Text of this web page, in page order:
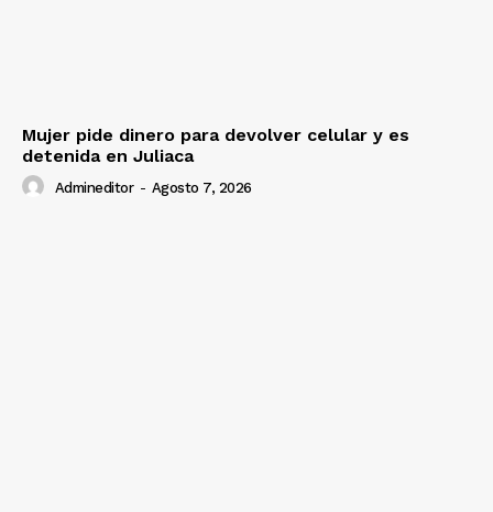
Mujer pide dinero para devolver celular y es
detenida en Juliaca
Admineditor - Agosto 7, 2026